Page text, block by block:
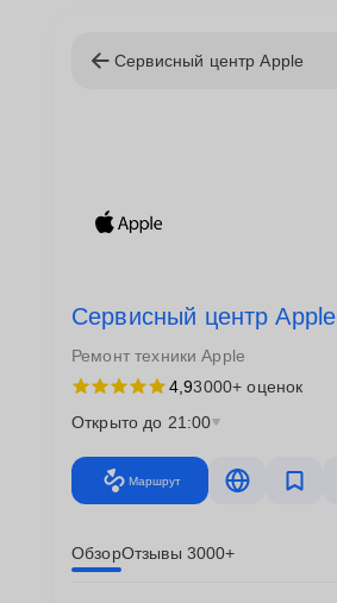
Сервисный центр Apple
Сервисный центр Apple
Ремонт техники Apple
4,93000+ оценок
Открыто до 21:00
Маршрут
ОбзорОтзывы 3000+